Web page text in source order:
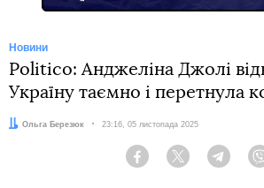
Новини
Politico: Анджеліна Джолі
Україну таємно і перетнула
Автор:
Ольга Березюк Дата:
23:16, 05 листопада 2025
Facebook Twitter